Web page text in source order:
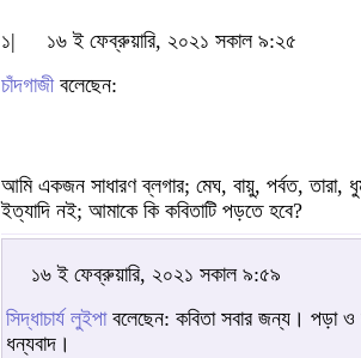
১|
১৬ ই ফেব্রুয়ারি, ২০২১ সকাল ৯:২৫
চাঁদগাজীবলেছেন:
আমি একজন সাধারণ ব্লগার; মেঘ, বায়ু, পর্বত, তারা,
ইত্যাদি নই; আমাকে কি কবিতাটি পড়তে হবে?
১৬ ই ফেব্রুয়ারি, ২০২১ সকাল ৯:৫৯
সিদ্ধাচার্য লুইপাবলেছেন: কবিতা সবার জন্য। পড়া
ধন্যবাদ।